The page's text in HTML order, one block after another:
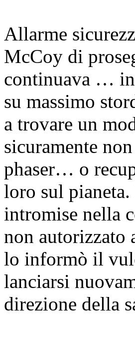
Allarme
McCoy di
continuava …
su massimo
a trovare un
sicuramente
phaser… o
loro sul
intromise nella
non autorizzato
lo informò il
lanciarsi
direzione della